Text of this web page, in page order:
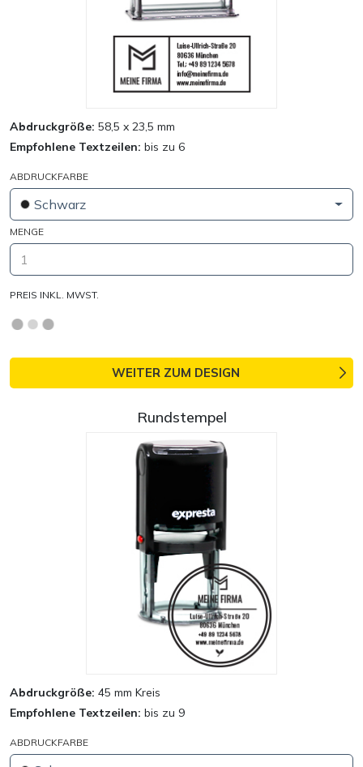
Abdruckgröße: 58,5 x 23,5 mm
Empfohlene Textzeilen: bis zu 6
ABDRUCKFARBE
Schwarz
MENGE
PREIS INKL. MWST.
WEITER ZUM DESIGN
Rundstempel
Abdruckgröße: 45 mm Kreis
Empfohlene Textzeilen: bis zu 9
ABDRUCKFARBE